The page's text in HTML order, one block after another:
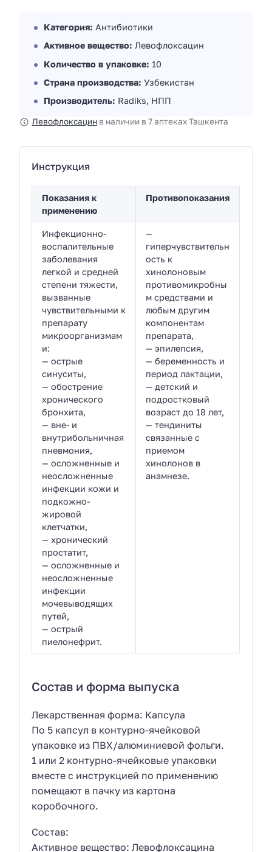
Категория: Антибиотики
Активное вещество: Левофлоксацин
Количество в упаковке: 10
Страна производства: Узбекистан
Производитель: Radiks, НПП
Левофлоксацинв наличии в 7 аптеках Ташкента
Инструкция
Показания к
применению
Противопоказания
Инфекционно-
воспалительные
заболевания
легкой и средней
степени тяжести,
вызванные
чувствительными к
препарату
микроорганизмам
и:
— острые
синуситы,
— обострение
хронического
бронхита,
— вне- и
внутрибольничная
пневмония,
— осложненные и
неосложненные
инфекции кожи и
подкожно-
жировой
клетчатки,
— хронический
простатит,
— осложненные и
неосложненные
инфекции
мочевыводящих
путей,
— острый
пиелонефрит.
—
гиперчувствительн
ость к
хинолоновым
противомикробны
м средствами и
любым другим
компонентам
препарата,
— эпилепсия,
— беременность и
период лактации,
— детский и
подростковый
возраст до 18 лет,
— тендиниты
связанные с
приемом
хинолонов в
анамнезе.
Состав и форма выпуска
Лекарственная форма: Капсула
По 5 капсул в контурно-ячейковой
упаковке из ПВХ/алюминиевой фольги.
1 или 2 контурно-ячейковые упаковки
вместе с инструкцией по применению
помещают в пачку из картона
коробочного.
Состав:
Активное вещество: Левофлоксацина